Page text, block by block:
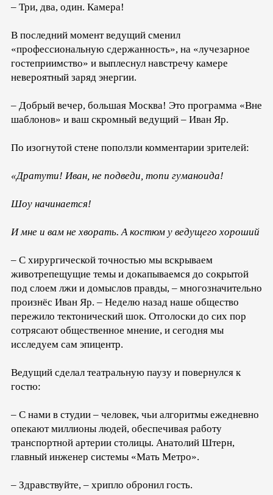
– Три, два, один. Камера!
В последний момент ведущий сменил
«профессиональную сдержанность», на «лучезарное
гостеприимство» и выплеснул навстречу камере
невероятный заряд энергии.
– Добрый вечер, большая Москва! Это программа «Вне
шаблонов» и ваш скромный ведущий – Иван Яр.
По изогнутой стене поползли комментарии зрителей:
«Дратути! Иван, не подведи, топи гуманоида!
Шоу начинается!
И мне и вам не хворать. А костюм у ведущего хороший
– С хирургической точностью мы вскрываем
животрепещущие темы и докапываемся до сокрытой
под слоем лжи и домыслов правды, – многозначительно
произнёс Иван Яр. – Неделю назад наше общество
пережило тектонический шок. Отголоски до сих пор
сотрясают общественное мнение, и сегодня мы
исследуем сам эпицентр.
Ведущий сделал театральную паузу и повернулся к
гостю:
– С нами в студии – человек, чьи алгоритмы ежедневно
опекают миллионы людей, обеспечивая работу
транспортной артерии столицы. Анатолий Штерн,
главный инженер системы «Мать Метро».
– Здравствуйте, – хрипло обронил гость.